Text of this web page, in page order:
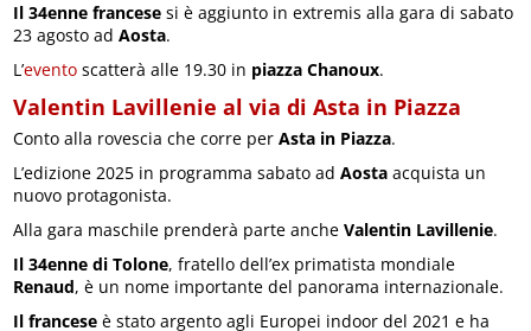
Il 34enne francese si è aggiunto in extremis alla gara di sabato
23 agosto adAosta.
L’evento scatterà alle 19.30 in piazza Chanoux.
Valentin Lavillenie al via di Asta in Piazza
Conto alla rovescia che corre perAsta in Piazza.
L’edizione 2025 in programma sabato adAosta acquista un
nuovo protagonista.
Alla gara maschile prenderà parte ancheValentin Lavillenie.
Il 34enne di Tolone, fratello dell’ex primatista mondiale
Renaud, è un nome importante del panorama internazionale.
Il francese è stato argento agli Europei indoor del 2021 e ha